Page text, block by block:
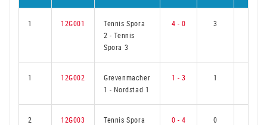
1 12G001
Tennis Spora
2-Tennis
Spora 3
4 - 0 3
1 12G002
Grevenmacher
1- Nordstad 1
1 - 3 1
2 12G003
Tennis Spora
0 - 4 0